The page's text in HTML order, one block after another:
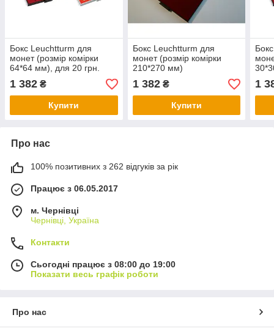
Бокс Leuchtturm для
монет (розмір комірки
64*64 мм), для 20 грн.
НБУ срібло
1 382 ₴
Купити
Бокс Leuchtturm для
монет (розмір комірки
210*270 мм)
1 382₴
Купити
1
Про нас
100% позитивних з 262 відгуків за рік
Працює з 06.05.2017
м. Чернівці
Чернівці, Україна
Контакти
Сьогодні працює з 08:00 до 19:00
Показати весь графік роботи
Про нас